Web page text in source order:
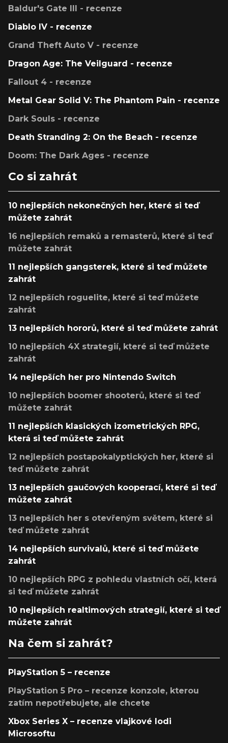
Baldur's Gate III - recenze
Diablo IV - recenze
Grand Theft Auto V - recenze
Dragon Age: The Veilguard - recenze
Fallout 4 - recenze
Metal Gear Solid V: The Phantom Pain - recenze
Dark Souls - recenze
Death Stranding 2: On the Beach - recenze
Doom: The Dark Ages - recenze
Co si zahrát
10 nejlepších nekonečných her, které si teď
můžete zahrát
16 nejlepších remaků a remasterů, které si teď
můžete zahrát
11 nejlepších gangsterek, které si teď můžete
zahrát
12 nejlepších roguelite, které si teď můžete
zahrát
13 nejlepších hororů, které si teď můžete zahrát
10 nejlepších 4X strategií, které si teď můžete
zahrát
14 nejlepších her pro Nintendo Switch
10 nejlepších boomer shooterů, které si teď
můžete zahrát
11 nejlepších klasických izometrických RPG,
která si teď můžete zahrát
12 nejlepších postapokalyptických her, které si
teď můžete zahrát
13 nejlepších gaučových kooperací, které si teď
můžete zahrát
13 nejlepších her s otevřeným světem, které si
teď můžete zahrát
14 nejlepších survivalů, které si teď můžete
zahrát
10 nejlepších RPG z pohledu vlastních očí, která
si teď můžete zahrát
10 nejlepších realtimových strategií, které si teď
můžete zahrát
Na čem si zahrát?
PlayStation 5 – recenze
PlayStation 5 Pro – recenze konzole, kterou
zatím nepotřebujete, ale chcete
Xbox Series X – recenze vlajkové lodi
Microsoftu